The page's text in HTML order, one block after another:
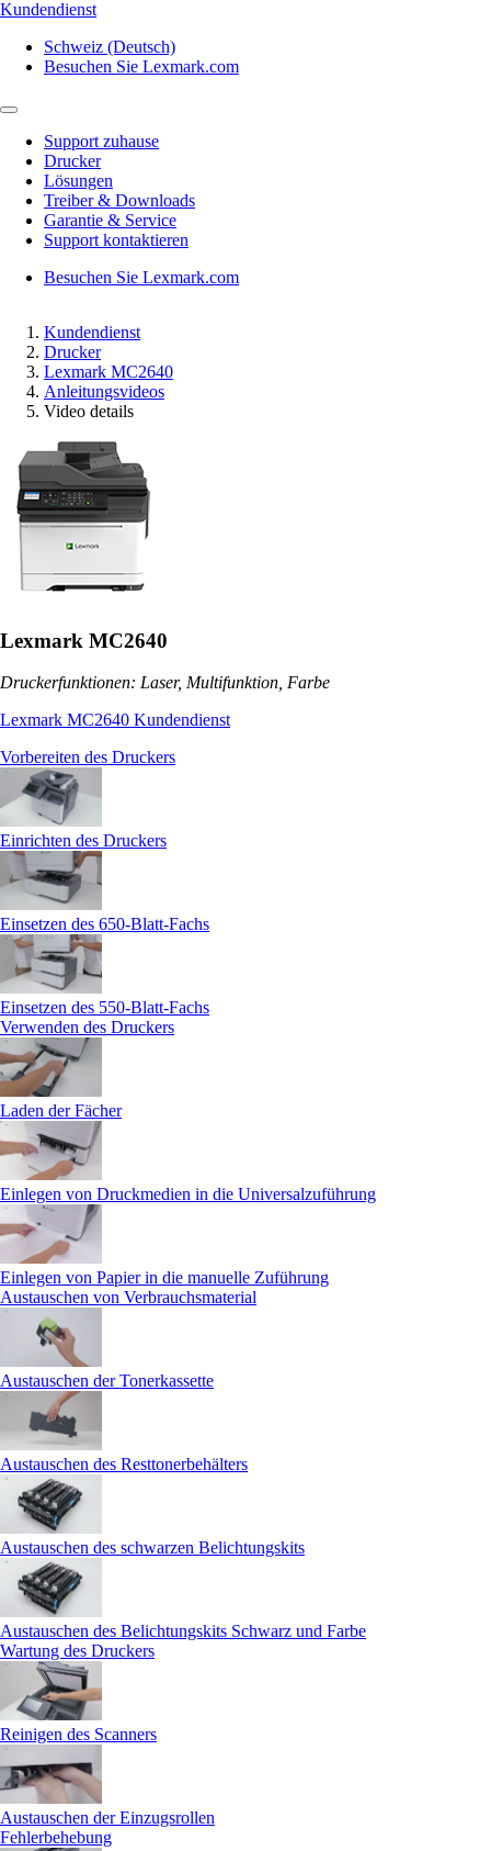
Kundendienst
Schweiz (Deutsch)
Besuchen Sie Lexmark.com
Support zuhause
Drucker
Lösungen
Treiber & Downloads
Garantie & Service
Support kontaktieren
Besuchen Sie Lexmark.com
Kundendienst
Drucker
Lexmark MC2640
Anleitungsvideos
Video details
Lexmark MC2640
Druckerfunktionen: Laser, Multifunktion, Farbe
Lexmark MC2640 Kundendienst
Vorbereiten des Druckers
Einrichten des Druckers
Einsetzen des 650-Blatt-Fachs
Einsetzen des 550-Blatt-Fachs
Verwenden des Druckers
Laden der Fächer
Einlegen von Druckmedien in die Universalzuführung
Einlegen von Papier in die manuelle Zuführung
Austauschen von Verbrauchsmaterial
Austauschen der Tonerkassette
Austauschen des Resttonerbehälters
Austauschen des schwarzen Belichtungskits
Austauschen des Belichtungskits Schwarz und Farbe
Wartung des Druckers
Reinigen des Scanners
Austauschen der Einzugsrollen
Fehlerbehebung